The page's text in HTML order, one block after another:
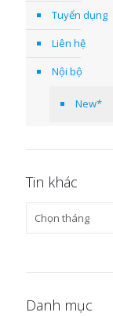
Tuyển dụng
Liên hệ
Nội bộ
New*
Tin khác
khác
Danh mục